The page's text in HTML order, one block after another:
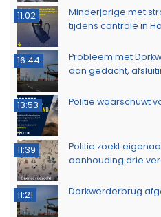
11:02
Minderjarige met
tijdens controle in
16:44
Probleem met
dan gedacht,
13:53 Politie waarschuwt
11:39
Politie zoekt
aanhouding drie
11:21 Dorkwerderbrug